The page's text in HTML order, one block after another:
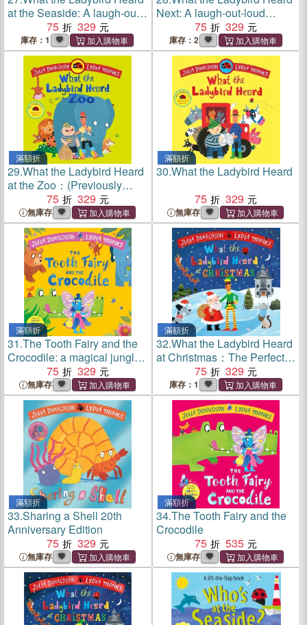
at the Seaside: A laugh-out-
loud rhyming adventure
75 329
庫存：1
Next: A laugh-out-loud
rhyming adventure
75 329
庫存：2
滿額折
29.What the Ladybird Heard
at the Zoo：(Previously
published as What the
Ladybird Heard on Holiday)
75 329
無庫存
滿額折
30.What the Ladybird Heard
75
329
無庫存
滿額折
31.The Tooth Fairy and the
Crocodile: a magical jungle
adventure
75 329
無庫存
滿額折
32.What the Ladybird Heard
at Christmas：The Perfect
Christmas Gift
75 329
庫存：1
滿額折
33.Sharing a Shell 20th
Anniversary Edition
75
329
無庫存
滿額折
34.The Tooth Fairy and the
Crocodile
75
535
無庫存